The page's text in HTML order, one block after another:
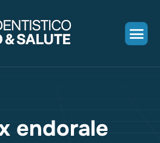
endorale